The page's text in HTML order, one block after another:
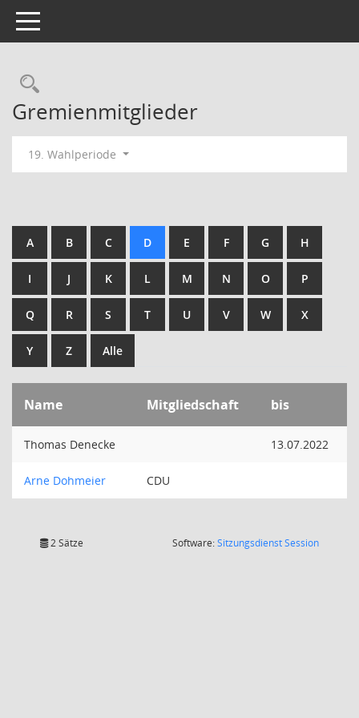
Toggle navigation
Rechercheauswahl
Gremienmitglieder
19. Wahlperiode
A B C D E F G H
I J K L M N O P
Q R S T U V W X
Y Z Alle
Name Mitgliedschaft bis
Thomas Denecke 13.07.2022
Arne Dohmeier CDU
2 Sätze Software:SitzungsdienstSession(Wird in